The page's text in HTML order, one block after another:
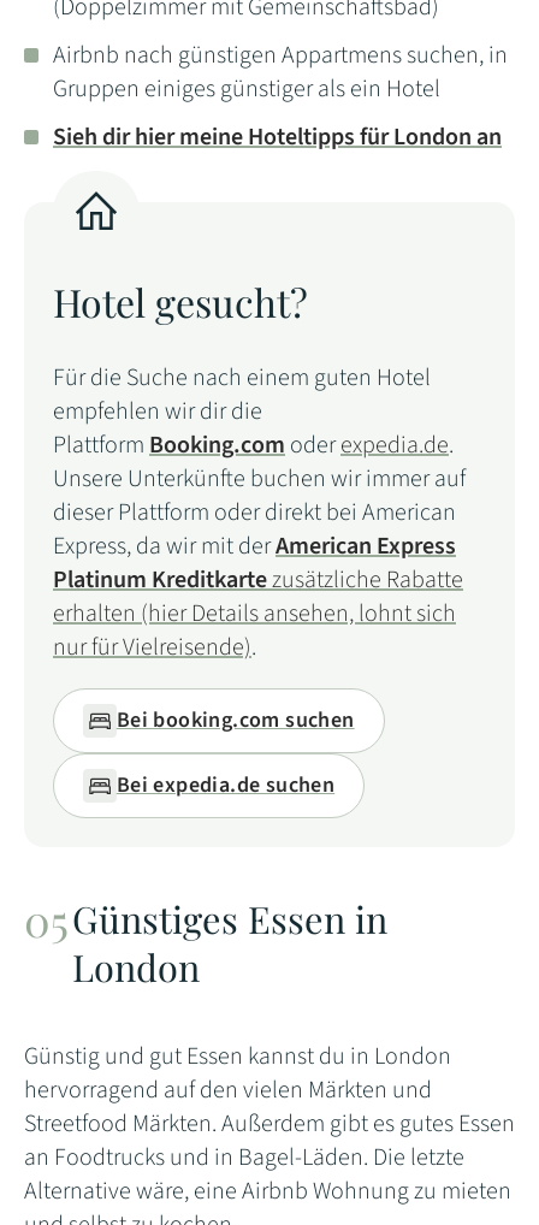
(Doppelzimmer mit Gemeinschaftsbad)
Airbnb nach günstigen Appartmens suchen, in
Gruppen einiges günstiger als ein Hotel
Sieh dir hier meine Hoteltipps für London an
Hotel gesucht?
Für die Suche nach einem guten Hotel
empfehlen wir dir die
PlattformBooking.comoderexpedia.de.
Unsere Unterkünfte buchen wir immer auf
dieser Plattform oder direkt bei American
Express, da wir mit derAmerican Express
Platinum Kreditkartezusätzliche Rabatte
erhalten (hier Details ansehen, lohnt sich
nur für Vielreisende).
Bei booking.com suchen
Bei expedia.de suchen
Günstiges Essen in
London
Günstig und gut Essen kannst du in London
hervorragend auf den vielen Märkten und
Streetfood Märkten. Außerdem gibt es gutes Essen
an Foodtrucks und in Bagel-Läden. Die letzte
Alternative wäre, eine Airbnb Wohnung zu mieten